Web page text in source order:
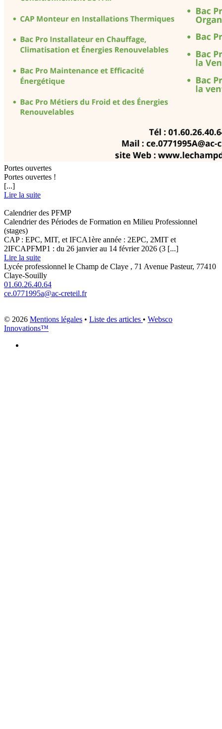
Portes ouvertes
Portes ouvertes !
[...]
Lire la suite
Calendrier des PFMP
Calendrier des Périodes de Formation en Milieu Professionnel
(stages)
CAP : EPC, MIT, et IFCA1ère année : 2EPC, 2MIT et
2IFCAPFMP1 : du 26 janvier au 14 février 2026 (3 [...]
Lire la suite
Lycée professionnel le Champ de Claye , 71 Avenue Pasteur, 77410
Claye-Souilly
01.60.26.40.64
ce.0771995a@ac-creteil.fr
© 2026 Mentions légales • Liste des articles • Websco
Innovations™